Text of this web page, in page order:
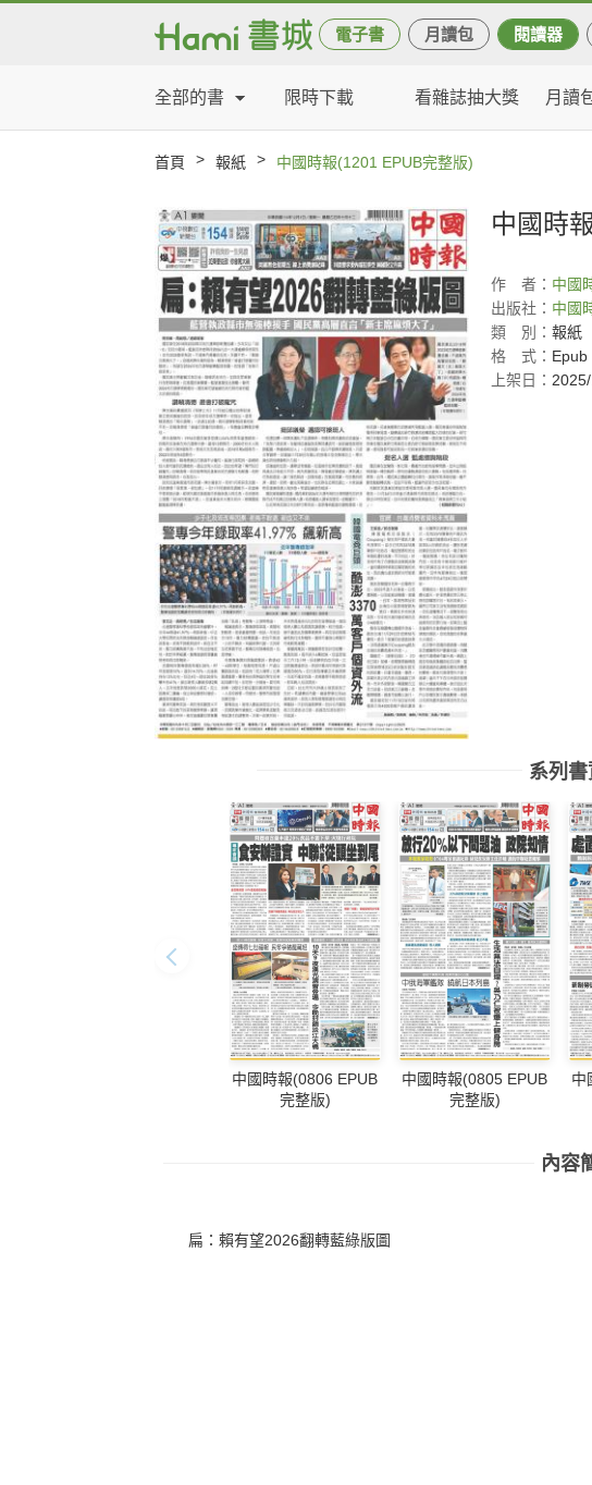
電子書 月讀包 閱讀器
全部的書 限時下載 看雜誌抽大獎 月讀
首頁 > 報紙 > 中國時報(1201 EPUB完整版)
中國時
作 者： 中國
出版社： 中國
類
別： 報紙
格
式： Epub
上架日：
系列
中國時報(0806 EPUB
完整版)
中國時報(0805 EPUB
完整版)
中
內容
扁：賴有望2026翻轉藍綠版圖